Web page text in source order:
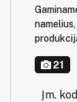
21
Įm.